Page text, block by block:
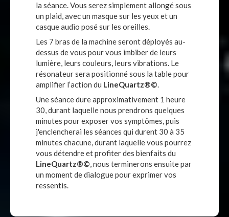
la séance. Vous serez simplement allongé sous
un plaid, avec un masque sur les yeux et un
casque audio posé sur les oreilles.
Les 7 bras de la machine seront déployés au-
dessus de vous pour vous imbiber de leurs
lumière, leurs couleurs, leurs vibrations. Le
résonateur sera positionné sous la table pour
amplifier l’action du LineQuartz®©.
Une séance dure approximativement 1 heure
30, durant laquelle nous prendrons quelques
minutes pour exposer vos symptômes, puis
j'enclencherai les séances qui durent 30 à 35
minutes chacune, durant laquelle vous pourrez
vous détendre et profiter des bienfaits du
LineQuartz®©, nous terminerons ensuite par
un moment de dialogue pour exprimer vos
ressentis.